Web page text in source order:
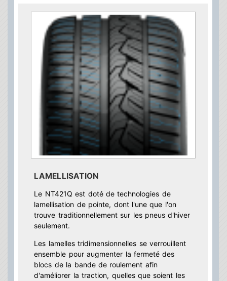
LAMELLISATION
Le NT421Q est doté de technologies de
lamellisation de pointe, dont l'une que l'on
trouve traditionnellement sur les pneus d'hiver
seulement.
Les lamelles tridimensionnelles se verrouillent
ensemble pour augmenter la fermeté des
blocs de la bande de roulement afin
d'améliorer la traction, quelles que soient les